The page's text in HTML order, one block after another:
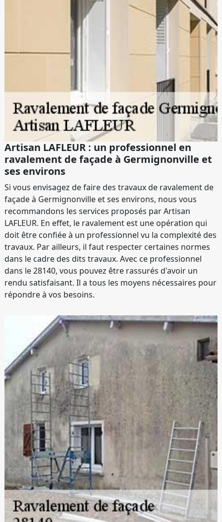
Artisan LAFLEUR : un professionnel en
ravalement de façade à Germignonville et
ses environs
Si vous envisagez de faire des travaux de ravalement de
façade à Germignonville et ses environs, nous vous
recommandons les services proposés par Artisan
LAFLEUR. En effet, le ravalement est une opération qui
doit être confiée à un professionnel vu la complexité des
travaux. Par ailleurs, il faut respecter certaines normes
dans le cadre des dits travaux. Avec ce professionnel
dans le 28140, vous pouvez être rassurés d'avoir un
rendu satisfaisant. Il a tous les moyens nécessaires pour
répondre à vos besoins.